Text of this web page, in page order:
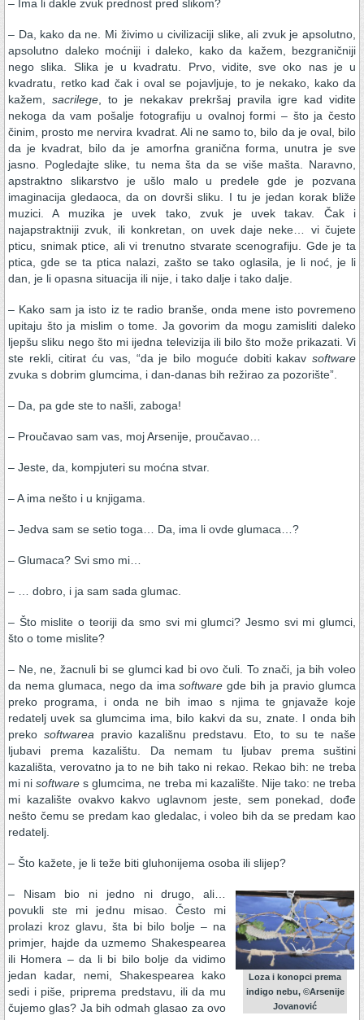
– Ima li dakle zvuk prednost pred slikom?
– Da, kako da ne. Mi živimo u civilizaciji slike, ali zvuk je apsolutno,
apsolutno daleko moćniji i daleko, kako da kažem, bezgraničniji
nego slika. Slika je u kvadratu. Prvo, vidite, sve oko nas je u
kvadratu, retko kad čak i oval se pojavljuje, to je nekako, kako da
kažem, sacrilege , to je nekakav prekršaj pravila igre kad vidite
nekoga da vam pošalje fotografiju u ovalnoj formi – što ja često
činim, prosto me nervira kvadrat. Ali ne samo to, bilo da je oval, bilo
da je kvadrat, bilo da je amorfna granična forma, unutra je sve
jasno. Pogledajte slike, tu nema šta da se više mašta. Naravno,
apstraktno slikarstvo je ušlo malo u predele gde je pozvana
imaginacija gledaoca, da on dovrši sliku. I tu je jedan korak bliže
muzici. A muzika je uvek tako, zvuk je uvek takav. Čak i
najapstraktniji zvuk, ili konkretan, on uvek daje neke… vi čujete
pticu, snimak ptice, ali vi trenutno stvarate scenografiju. Gde je ta
ptica, gde se ta ptica nalazi, zašto se tako oglasila, je li noć, je li
dan, je li opasna situacija ili nije, i tako dalje i tako dalje.
– Kako sam ja isto iz te radio branše, onda mene isto povremeno
upitaju što ja mislim o tome. Ja govorim da mogu zamisliti daleko
ljepšu sliku nego što mi ijedna televizija ili bilo što može prikazati. Vi
ste rekli, citirat ću vas, “da je bilo moguće dobiti kakav software
zvuka s dobrim glumcima, i dan-danas bih režirao za pozorište”.
– Da, pa gde ste to našli, zaboga!
– Proučavao sam vas, moj Arsenije, proučavao…
– Jeste, da, kompjuteri su moćna stvar.
– A ima nešto i u knjigama.
– Jedva sam se setio toga… Da, ima li ovde glumaca…?
– Glumaca? Svi smo mi…
– … dobro, i ja sam sada glumac.
– Što mislite o teoriji da smo svi mi glumci? Jesmo svi mi glumci,
što o tome mislite?
– Ne, ne, žacnuli bi se glumci kad bi ovo čuli. To znači, ja bih voleo
da nema glumaca, nego da imasoftware gde bih ja pravio glumca
preko programa, i onda ne bih imao s njima te gnjavaže koje
redatelj uvek sa glumcima ima, bilo kakvi da su, znate. I onda bih
preko softwarea pravio kazališnu predstavu. Eto, to su te naše
ljubavi prema kazalištu. Da nemam tu ljubav prema suštini
kazališta, verovatno ja to ne bih tako ni rekao. Rekao bih: ne treba
mi nisoftware s glumcima, ne treba mi kazalište. Nije tako: ne treba
mi kazalište ovakvo kakvo uglavnom jeste, sem ponekad, dođe
nešto čemu se predam kao gledalac, i voleo bih da se predam kao
redatelj.
– Što kažete, je li teže biti gluhonijema osoba ili slijep?
Loza i konopci prema
indigo nebu, ©Arsenije
Jovanović
– Nisam bio ni jedno ni drugo, ali…
povukli ste mi jednu misao. Često mi
prolazi kroz glavu, šta bi bilo bolje – na
primjer, hajde da uzmemo Shakespearea
ili Homera – da li bi bilo bolje da vidimo
jedan kadar, nemi, Shakespearea kako
sedi i piše, priprema predstavu, ili da mu
čujemo glas? Ja bih odmah glasao za ovo